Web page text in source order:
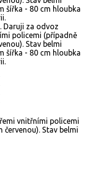
vnitřními policemi
Stav belmi